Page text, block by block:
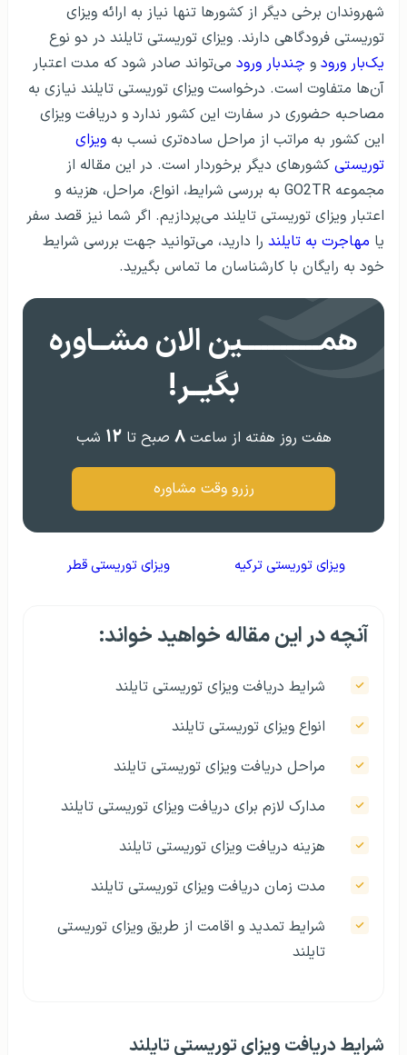
شهروندان برخی دیگر از کشورها تنها نیاز به ارائه ویزای
توریستی فرودگاهی دارند. ویزای توریستی تایلند در دو نوع
یک‌بار ورود و چندبار ورود می‌تواند صادر شود که مدت اعتبار
آن‌ها متفاوت است. درخواست ویزای توریستی تایلند نیازی به
مصاحبه حضوری در سفارت این کشور ندارد و دریافت ویزای
این کشور به مراتب از مراحل ساده‌تری نسب به ویزای
توریستی کشورهای دیگر برخوردار است. در این مقاله از
مجموعه GO2TR به بررسی شرایط، انواع، مراحل، هزینه و
اعتبار ویزای توریستی تایلند می‌پردازیم. اگر شما نیز قصد سفر
یا مهاجرت به تایلند را دارید، می‌توانید جهت بررسی شرایط
خود به رایگان با کارشناسان ما تماس بگیرید.
همــــــــــــین الان مشــاوره
بگیــر!
هفت روز هفته از ساعت۸ صبح تا۱۲ شب
رزرو وقت مشاوره
ویزای توریستی ترکیه ویزای توریستی قطر
آنچه در این مقاله خواهید خواند:
شرایط دریافت ویزای توریستی تایلند
انواع ویزای توریستی تایلند
مراحل دریافت ویزای توریستی تایلند
مدارک لازم برای دریافت ویزای توریستی تایلند
هزینه دریافت ویزای توریستی تایلند
مدت زمان دریافت ویزای توریستی تایلند
شرایط تمدید و اقامت از طریق ویزای توریستی
تایلند
شرایط دریافت ویزای توریستی تایلند